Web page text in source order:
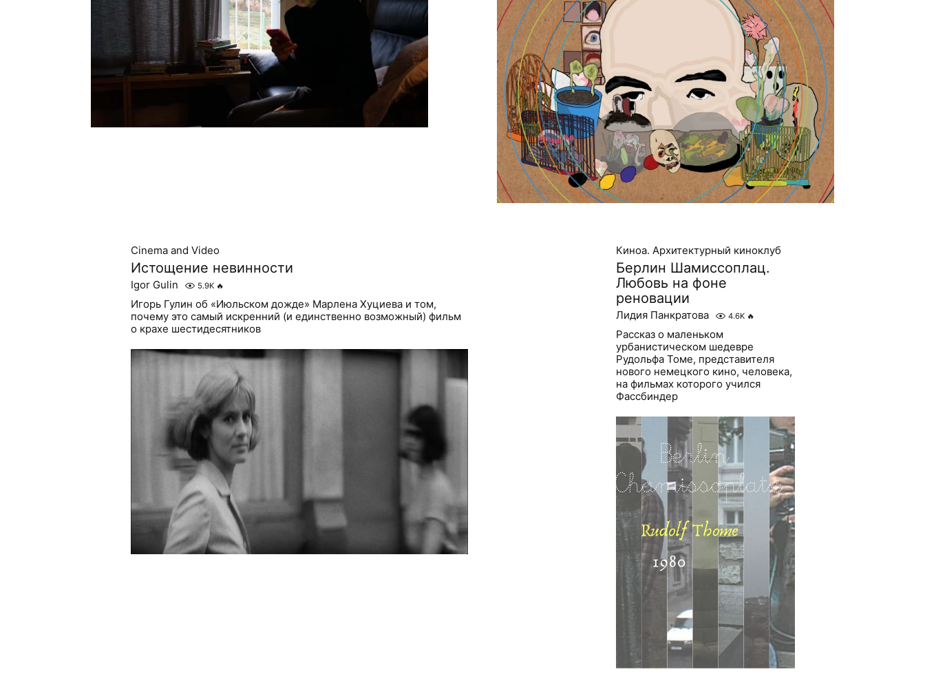
Cinema and Video
Истощение невинности
Igor Gulin 5.9K 🔥
Игорь Гулин об «Июльском дожде» Марлена Хуциева и том,
почему это самый искренний (и единственно возможный) фильм
о крахе шестидесятников
Киноа. Архитектурный киноклуб
Берлин Шамиссоплац.
Любовь на фоне
реновации
Лидия Панкратова 4.6K 🔥
Рассказ о маленьком
урбанистическом шедевре
Рудольфа Томе, представителя
нового немецкого кино, человека,
на фильмах которого учился
Фассбиндер